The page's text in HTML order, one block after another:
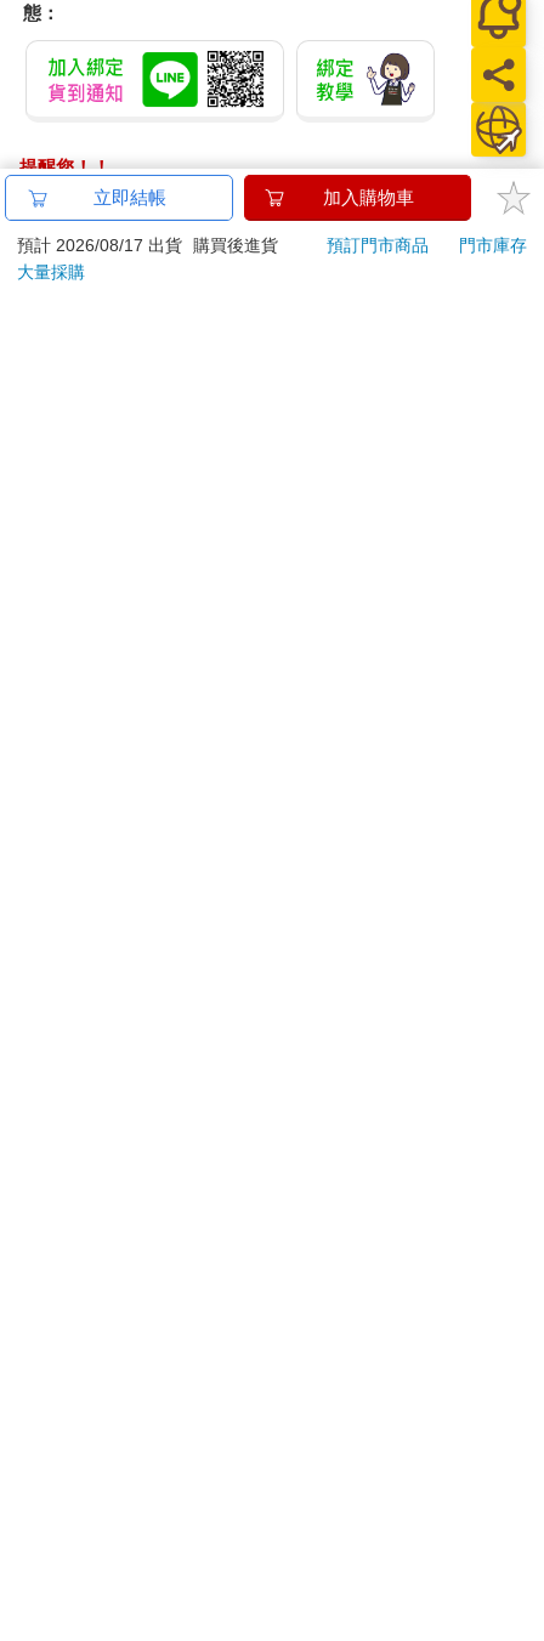
態：
提醒您！！
金石堂及銀行均不會請您操作ATM! 如接獲電話要求您前往
ATM提款機，請不要聽從指示，以免受騙上當！
退換貨須知：
立即結帳 加入購物車
預計 2026/08/17 出貨 購買後進貨 預訂門市商品
門市庫存
大量採購